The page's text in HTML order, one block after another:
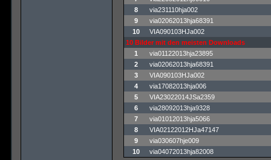
8
via231110hja002
9
via02062013hja68391
10
VIA090103HJa002
10 Bilder mit den meisten Downloads
1
via01122013hja23895
2
via02062013hja68391
3
VIA090103HJa002
4
via17082013hja006
5
VIA23022014JSa2359
6
via28092013hja9328
7
via01012013hja5066
8
VIA02122012HJa47147
9
via030607hje009
10
via04072013hja82008